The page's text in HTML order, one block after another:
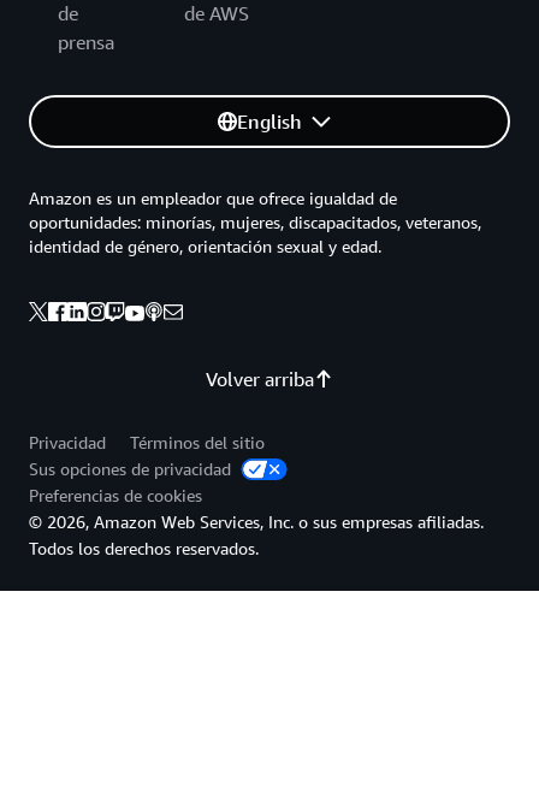
de
prensa
de AWS
English
Volver arriba
Amazon es un empleador que ofrece igualdad de
oportunidades: minorías, mujeres, discapacitados, veteranos,
identidad de género, orientación sexual y edad.
Privacidad
Términos del sitio
Sus opciones de privacidad
Preferencias de cookies
© 2026, Amazon Web Services, Inc. o sus empresas afiliadas.
Todos los derechos reservados.